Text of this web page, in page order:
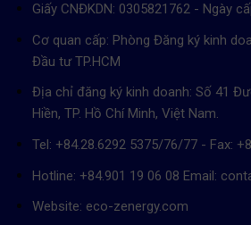
Giấy CNĐKDN: 0305821762 - Ngày
Cơ quan cấp: Phòng Đăng ký kinh
Đầu tư TP.HCM
Địa chỉ đăng ký kinh doanh: Số 41
Hiền, TP. Hồ Chí Minh, Việt Nam.
Tel: +84.28.6292 5375/76/77 - Fax:
Hotline: +84.901 19 06 08 Email:
Website: eco-zenergy.com